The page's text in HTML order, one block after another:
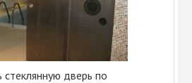
стеклянную дверь по